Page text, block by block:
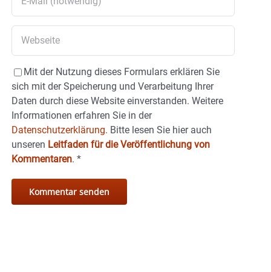
Mit der Nutzung dieses Formulars erklären Sie
sich mit der Speicherung und Verarbeitung Ihrer
Daten durch diese Website einverstanden. Weitere
Informationen erfahren Sie in der
Datenschutzerklärung. Bitte lesen Sie hier auch
unseren Leitfaden für die Veröffentlichung von
Kommentaren. *